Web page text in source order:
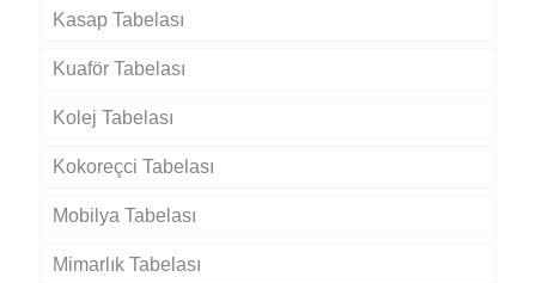
Kasap Tabelası
Kuaför Tabelası
Kolej Tabelası
Kokoreçci Tabelası
Mobilya Tabelası
Mimarlık Tabelası